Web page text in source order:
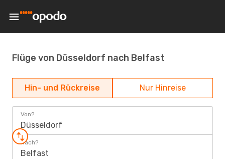
Flüge von Düsseldorf nach Belfast
Hin- und Rückreise Nur Hinreise
Von?
Düsseldorf
Nach?
Belfast